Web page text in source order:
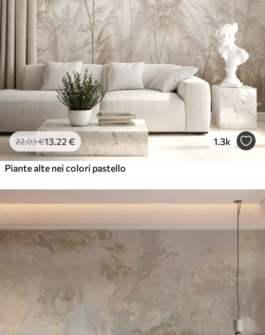
22.03€13 .22 € 1.3k
Piante alte nei colori pastello